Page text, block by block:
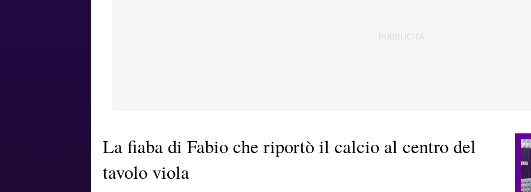
La fiaba di Fabio che riportò il calcio al centro del
tavolo viola